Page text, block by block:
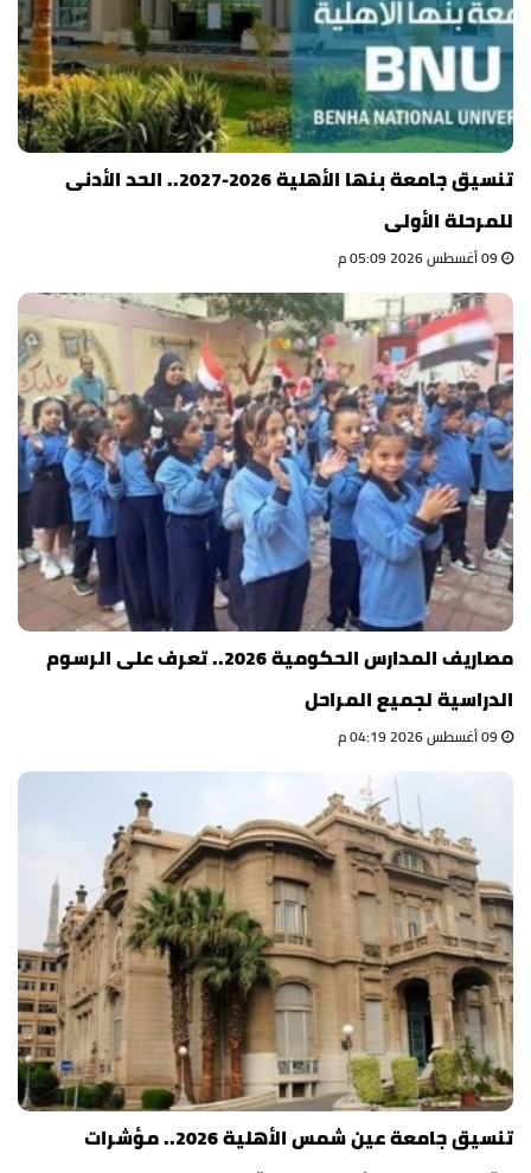
تنسيق جامعة بنها الأهلية 2026-2027.. الحد الأدنى
للمرحلة الأولى
مصاريف المدارس الحكومية 2026.. تعرف على الرسوم
الدراسية لجميع المراحل
تنسيق جامعة عين شمس الأهلية 2026.. مؤشرات